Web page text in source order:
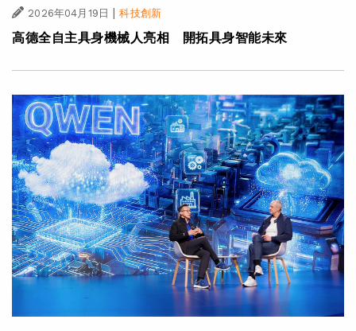
2026年04月19日 科技創新
高德全自主具身機械人亮相 開拓具身智能未來